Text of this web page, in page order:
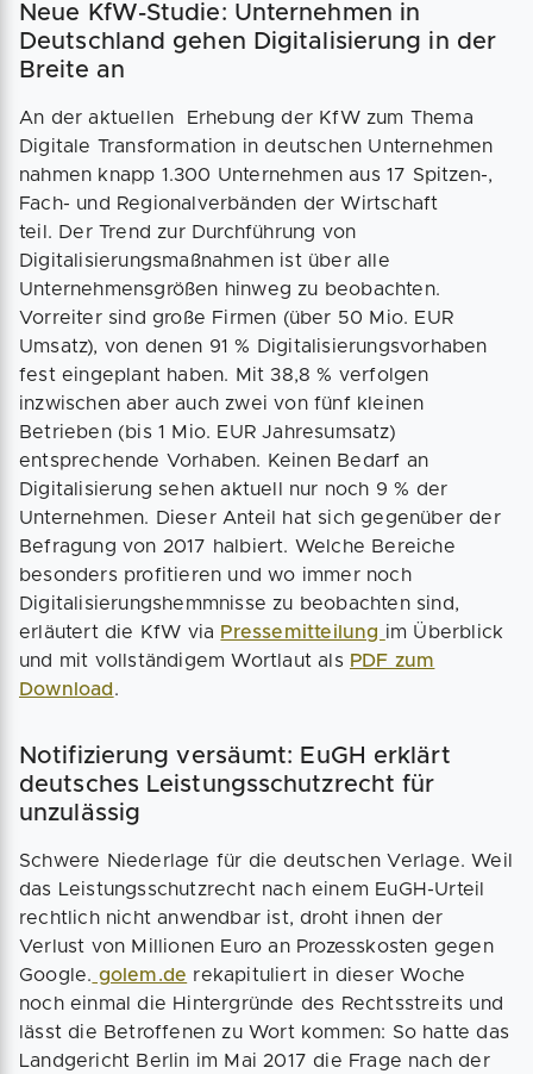
Neue KfW-Studie: Unternehmen in
Deutschland gehen Digitalisierung in der
Breite an
An der aktuellen Erhebung der KfW zum Thema
Digitale Transformation in deutschen Unternehmen
nahmen knapp 1.300 Unternehmen aus 17 Spitzen-,
Fach- und Regionalverbänden der Wirtschaft
teil. Der Trend zur Durchführung von
Digitalisierungsmaßnahmen ist über alle
Unternehmensgrößen hinweg zu beobachten.
Vorreiter sind große Firmen (über 50 Mio. EUR
Umsatz), von denen 91 % Digitalisierungsvorhaben
fest eingeplant haben. Mit 38,8 % verfolgen
inzwischen aber auch zwei von fünf kleinen
Betrieben (bis 1 Mio. EUR Jahresumsatz)
entsprechende Vorhaben. Keinen Bedarf an
Digitalisierung sehen aktuell nur noch 9 % der
Unternehmen. Dieser Anteil hat sich gegenüber der
Befragung von 2017 halbiert. Welche Bereiche
besonders profitieren und wo immer noch
Digitalisierungshemmnisse zu beobachten sind,
erläutert die KfW via Pressemitteilung im Überblick
und mit vollständigem Wortlaut als PDF zum
Download .
Notifizierung versäumt: EuGH erklärt
deutsches Leistungsschutzrecht für
unzulässig
Schwere Niederlage für die deutschen Verlage. Weil
das Leistungsschutzrecht nach einem EuGH-Urteil
rechtlich nicht anwendbar ist, droht ihnen der
Verlust von Millionen Euro an Prozesskosten gegen
Google. golem.de rekapituliert in dieser Woche
noch einmal die Hintergründe des Rechtsstreits und
lässt die Betroffenen zu Wort kommen: So hatte das
Landgericht Berlin im Mai 2017 die Frage nach der